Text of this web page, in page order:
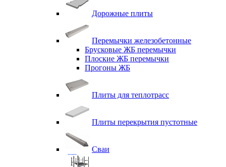
Дорожные плиты
Перемычки железобетонные
Брусковые ЖБ перемычки
Плоские ЖБ перемычки
Прогоны ЖБ
Плиты для теплотрасс
Плиты перекрытия пустотные
Сваи